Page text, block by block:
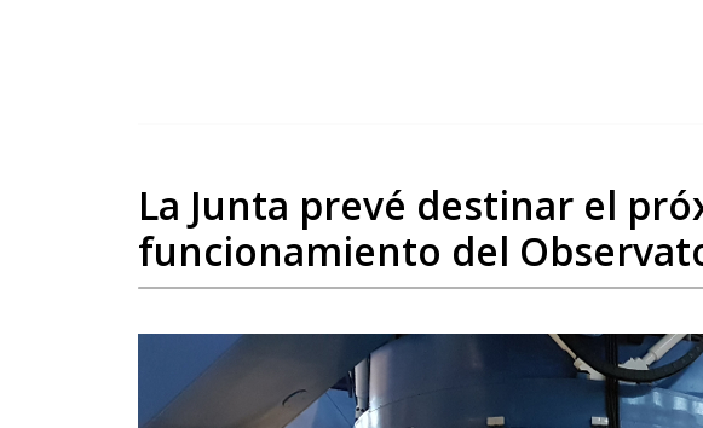
La Junta prevé destinar el
funcionamiento del